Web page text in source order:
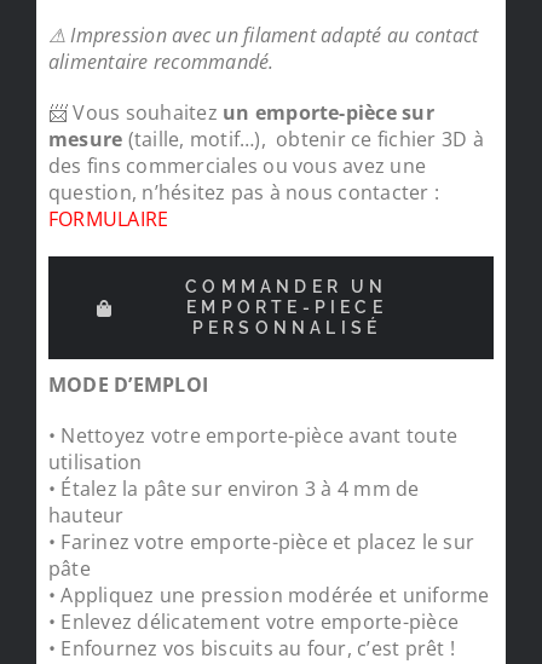
⚠ Impression avec un filament adapté au contact
alimentaire recommandé.
📨 Vous souhaitez un emporte-pièce sur
mesure (taille, motif…), obtenir ce fichier 3D à
des fins commerciales ou vous avez une
question, n’hésitez pas à nous contacter :
FORMULAIRE
COMMANDER UN
EMPORTE-PIECE
PERSONNALISÉ
MODE D’EMPLOI
• Nettoyez votre emporte-pièce avant toute
utilisation
• Étalez la pâte sur environ 3 à 4 mm de
hauteur
• Farinez votre emporte-pièce et placez le sur
pâte
• Appliquez une pression modérée et uniforme
• Enlevez délicatement votre emporte-pièce
• Enfournez vos biscuits au four, c’est prêt !